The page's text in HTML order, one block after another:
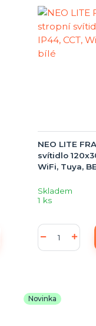
NEO LITE
svítidlo
WiFi, Tuya,
Skladem
1 ks
Novinka